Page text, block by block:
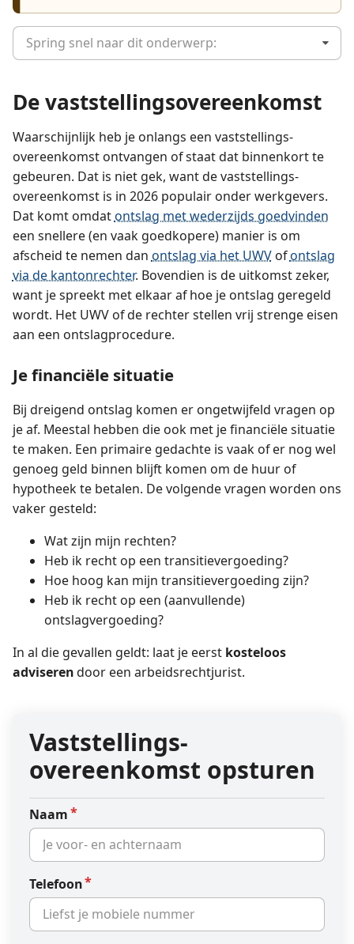
Spring snel naar dit onderwerp:
De vaststellings­overeenkomst
Waarschijnlijk heb je onlangs een vaststellings­
overeenkomst ontvangen of staat dat binnenkort te
gebeuren. Dat is niet gek, want de vaststellings­
overeenkomst is in 2026 populair onder werkgevers.
Dat komt omdatontslag met wederzijds goedvinden
een snellere (en vaak goedkopere) manier is om
afscheid te nemen dan ontslag via het UWVofontslag
via de kantonrechter. Bovendien is de uitkomst zeker,
want je spreekt met elkaar af hoe je ontslag geregeld
wordt. Het UWV of de rechter stellen vrij strenge eisen
aan een ontslagprocedure.
Je financiële situatie
Bij dreigend ontslag komen er ongetwijfeld vragen op
je af. Meestal hebben die ook met je financiële situatie
te maken. Een primaire gedachte is vaak of er nog wel
genoeg geld binnen blijft komen om de huur of
hypotheek te betalen. De volgende vragen worden ons
vaker gesteld:
Wat zijn mijn rechten?
Heb ik recht op een transitievergoeding?
Hoe hoog kan mijn transitievergoeding zijn?
Heb ik recht op een (aanvullende)
ontslagvergoeding?
In al die gevallen geldt: laat je eerst kosteloos
adviserendoor een arbeidsrechtjurist.
Vaststellings­
overeenkomst opsturen
Naam
Telefoon